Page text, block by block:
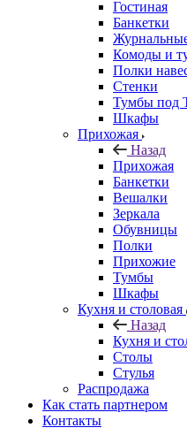
Гостиная
Банкетки
Комоды и
Полки
Стенки
Тумбы под
Шкафы
Прихожая
Назад
Прихожая
Банкетки
Вешалки
Зеркала
Обувницы
Полки
Прихожие
Тумбы
Шкафы
Кухня и столовая
Назад
Кухня и
Столы
Стулья
Распродажа
Как стать партнером
Контакты